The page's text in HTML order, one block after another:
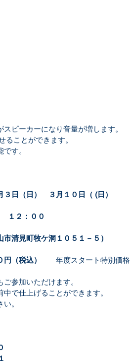
ピーカーになり音量が増します。
ることができます。
す。
日（日）　３月１０日（ (日）
１２：００
清見町牧ケ洞１０５１－５）
円（税込） 年度スタート特別価格
参加いただけます。
で仕上げることができます。
。